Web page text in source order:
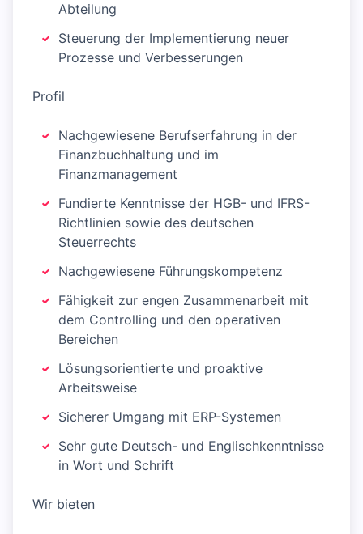
Abteilung
Steuerung der Implementierung neuer
Prozesse und Verbesserungen
Profil
Nachgewiesene Berufserfahrung in der
Finanzbuchhaltung und im
Finanzmanagement
Fundierte Kenntnisse der HGB- und IFRS-
Richtlinien sowie des deutschen
Steuerrechts
Nachgewiesene Führungskompetenz
Fähigkeit zur engen Zusammenarbeit mit
dem Controlling und den operativen
Bereichen
Lösungsorientierte und proaktive
Arbeitsweise
Sicherer Umgang mit ERP-Systemen
Sehr gute Deutsch- und Englischkenntnisse
in Wort und Schrift
Wir bieten